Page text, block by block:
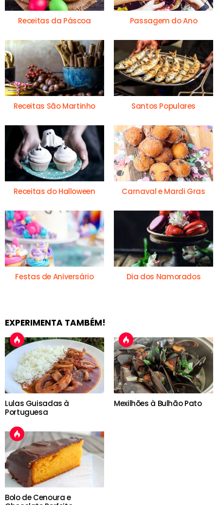
Receitas da Páscoa Passagem do Ano
Receitas São Martinho Santos Populares
Receitas do Halloween Carnaval e Mardi Gras
Festas de Aniversário Dia dos Namorados
EXPERIMENTA TAMBÉM!
Lulas Guisadas à
Portuguesa
Mexilhões à Bulhão Pato
Bolo de Cenoura e